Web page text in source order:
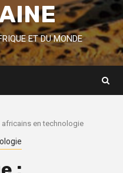
ET DU MONDE
africains en technologie